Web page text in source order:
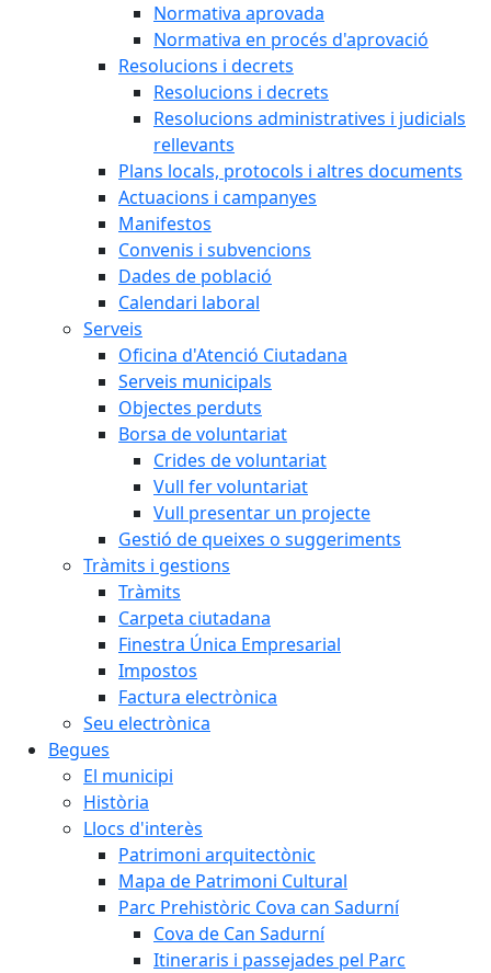
Normativa aprovada
Normativa en procés d'aprovació
Resolucions i decrets
Resolucions i decrets
Resolucions administratives i judicials
rellevants
Plans locals, protocols i altres documents
Actuacions i campanyes
Manifestos
Convenis i subvencions
Dades de població
Calendari laboral
Serveis
Oficina d'Atenció Ciutadana
Serveis municipals
Objectes perduts
Borsa de voluntariat
Crides de voluntariat
Vull fer voluntariat
Vull presentar un projecte
Gestió de queixes o suggeriments
Tràmits i gestions
Tràmits
Carpeta ciutadana
Finestra Única Empresarial
Impostos
Factura electrònica
Seu electrònica
Begues
El municipi
Història
Llocs d'interès
Patrimoni arquitectònic
Mapa de Patrimoni Cultural
Parc Prehistòric Cova can Sadurní
Cova de Can Sadurní
Itineraris i passejades pel Parc